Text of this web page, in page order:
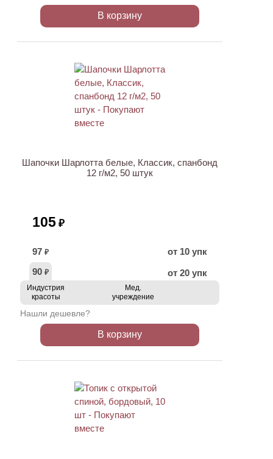
В корзину
Шапочки Шарлотта белые, Классик, спанбонд
12 г/м2, 50 штук
105 ₽
97 ₽
от 10 упк
90 ₽ от 20 упк
Индустрия
красоты
Мед.
учреждение
Нашли дешевле?
В корзину